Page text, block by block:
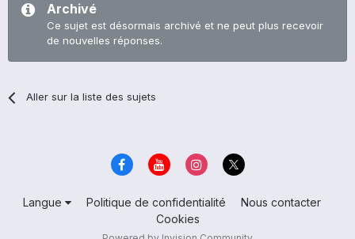
Archivé
Ce sujet est désormais archivé et ne peut plus recevoir
de nouvelles réponses.
Aller sur la liste des sujets
Langue Politique de confidentialité
Nous contacter
Cookies